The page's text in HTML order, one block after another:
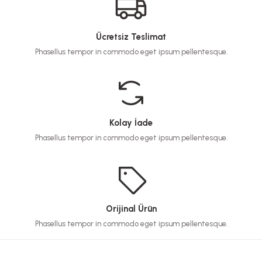
Ücretsiz Teslimat
Phasellus tempor in commodo eget ipsum pellentesque.
Kolay İade
Phasellus tempor in commodo eget ipsum pellentesque.
Orijinal Ürün
Phasellus tempor in commodo eget ipsum pellentesque.